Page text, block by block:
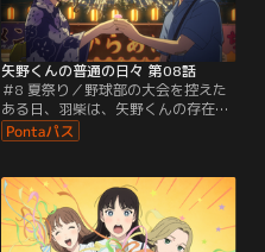
矢野くんの普通の日々 第08話
＃8 夏祭り／野球部の大会を控えた
ある日、羽柴は、矢野くんの存在を
わかっていながらも、思わず清子に
「俺がホームラン打ったら一緒に映
う。そして全校応援の日。複雑な気
持ちで応援している清子の前で、羽
柴は、宣言通りホームランを打つの
だった。試合後、泉の提案で「羽柴